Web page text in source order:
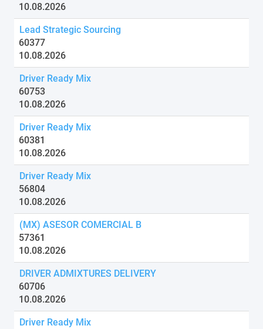
10.08.2026
Lead Strategic Sourcing
60377
10.08.2026
Driver Ready Mix
60753
10.08.2026
Driver Ready Mix
60381
10.08.2026
Driver Ready Mix
56804
10.08.2026
(MX) ASESOR COMERCIAL B
57361
10.08.2026
DRIVER ADMIXTURES DELIVERY
60706
10.08.2026
Driver Ready Mix